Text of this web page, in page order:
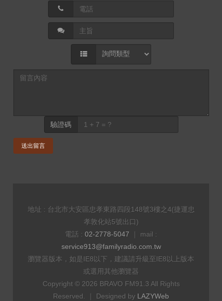
驗證碼
送出留言
地址 : 台北市大安區忠孝東路四段148號3樓之4(捷運忠
孝敦化站5號出口)
電話 : 02-2778-5047 ｜ mail :
service913@familyradio.com.tw
瀏覽器版本，如是IE8以下，建議請升級至IE8以上版本
或選用其他瀏覽器
Copyright © 2026 BRAVO FM91.3 All Rights
Reserved. ｜ Designed by LAZYWeb